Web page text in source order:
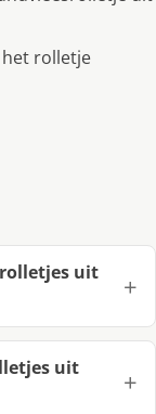
rolletje
uit
uit